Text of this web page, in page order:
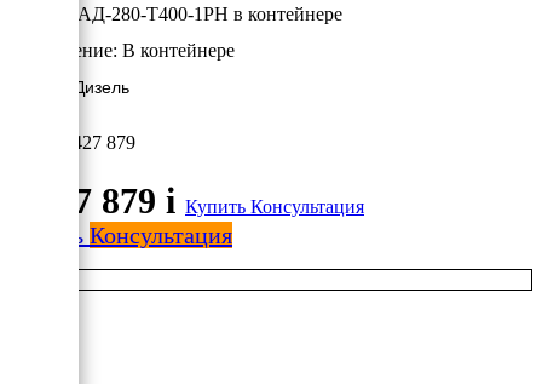
Азимут АД-280-Т400-1РН в контейнере
Исполнение: В контейнере
280 кВт/Дизель
2 427 879
2 427 879 i Купить Консультация
Купить Консультация